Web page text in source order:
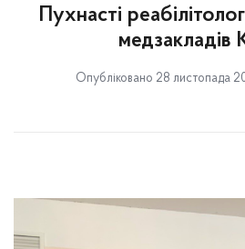
Пухнасті
медзакладів
Опубліковано 28 листопада